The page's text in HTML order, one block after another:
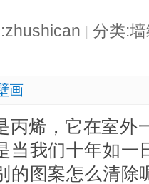
分类:
画
烯，它在室外
当我们十年如一
的图案怎么清除